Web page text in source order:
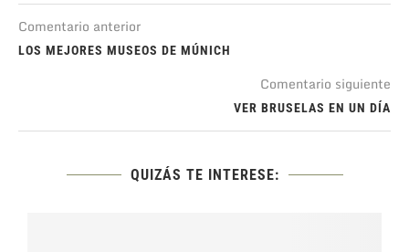
Comentario anterior
LOS MEJORES MUSEOS DE MÚNICH
Comentario siguiente
VER BRUSELAS EN UN DÍA
QUIZÁS TE INTERESE: